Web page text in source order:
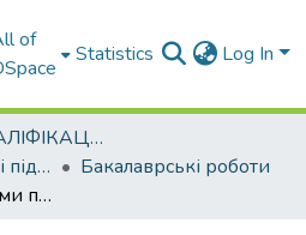
of
Statistics Log In
ВИПУСКНІ КВАЛІФІКАЦІЙНІ РОБОТИ
Кафедра економіки і підприємництва
Бакалаврські роботи
Управління грошовими потоками підприємства